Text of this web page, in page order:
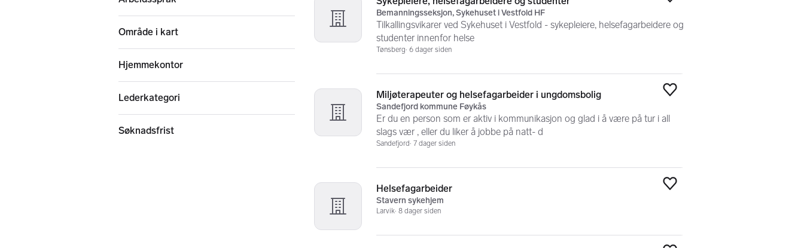
Område i kart
Hjemmekontor
Lederkategori
Søknadsfrist
Bemanningsseksjon, Sykehuset i Vestfold HF
Tilkallingsvikarer ved Sykehuset i Vestfold - sykepleiere, helsefagarbeidere og
studenter innenfor helse
Tønsberg 6 dager siden
Miljøterapeuter og helsefagarbeider i ungdomsbolig
Sandefjord kommune Føykås
Er du en person som er aktiv i kommunikasjon og glad i å være på tur i all
slags vær , eller du liker å jobbe på natt- d
Sandefjord 7 dager siden
Helsefagarbeider
Stavern sykehjem
Larvik 8 dager siden